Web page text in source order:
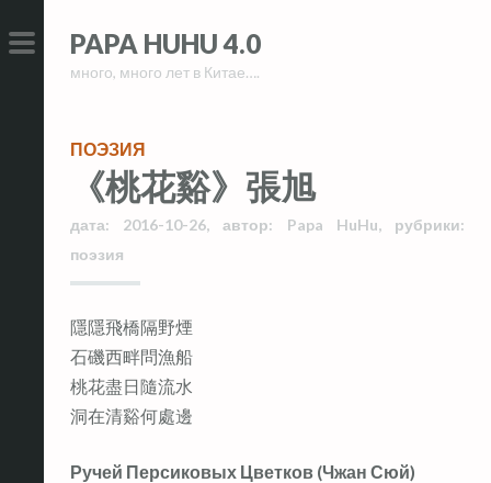
to
PRIMARY
to
PAPA HUHU 4.0
много, много лет в Китае….
ПОЭЗИЯ
《桃花谿》張旭
дата: 2016-10-26, автор: Papa HuHu,рубрики:
поэзия
隱隱飛橋隔野煙
石磯西畔問漁船
桃花盡日隨流水
洞在清谿何處邊
Ручей Персиковых Цветков (Чжан Сюй)